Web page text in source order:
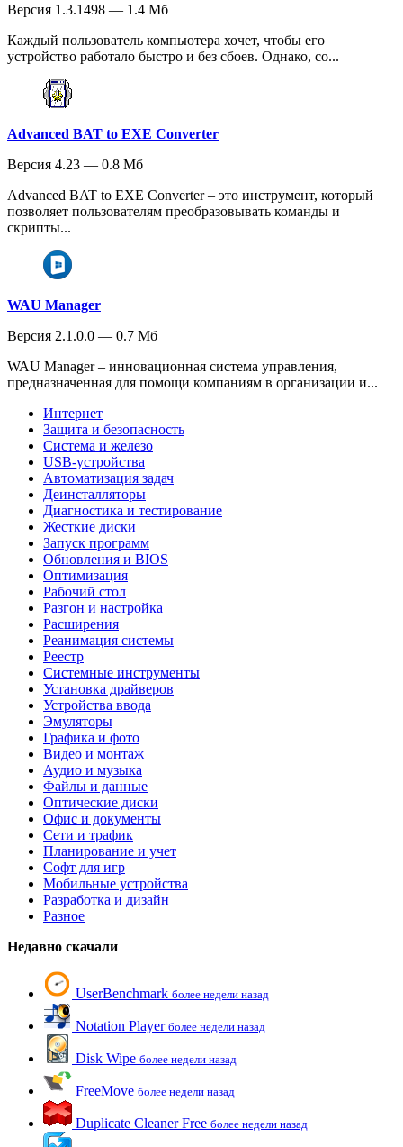
Версия 1.3.1498 — 1.4 Мб
Каждый пользователь компьютера хочет, чтобы его
устройство работало быстро и без сбоев. Однако, со...
Advanced BAT to EXE Converter
Версия 4.23 — 0.8 Мб
Advanced BAT to EXE Converter – это инструмент, который
позволяет пользователям преобразовывать команды и
скрипты...
WAU Manager
Версия 2.1.0.0 — 0.7 Мб
WAU Manager – инновационная система управления,
предназначенная для помощи компаниям в организации и...
Интернет
Защита и безопасность
Система и железо
USB-устройства
Автоматизация задач
Деинсталляторы
Диагностика и тестирование
Жесткие диски
Запуск программ
Обновления и BIOS
Оптимизация
Рабочий стол
Разгон и настройка
Расширения
Реанимация системы
Реестр
Системные инструменты
Установка драйверов
Устройства ввода
Эмуляторы
Графика и фото
Видео и монтаж
Аудио и музыка
Файлы и данные
Оптические диски
Офис и документы
Сети и трафик
Планирование и учет
Софт для игр
Мобильные устройства
Разработка и дизайн
Разное
Недавно скачали
UserBenchmark более недели назад
Notation Player более недели назад
Disk Wipe более недели назад
FreeMove более недели назад
Duplicate Cleaner Free более недели назад